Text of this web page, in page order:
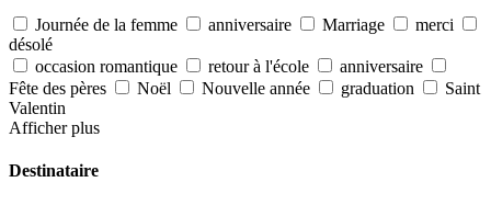
Journée de la femme anniversaire Marriage
merci
désolé
occasion romantique
retour à l'école
anniversaire
Fête des pères
Noël Nouvelle année graduation
Saint
Valentin
Afficher plus
Destinataire